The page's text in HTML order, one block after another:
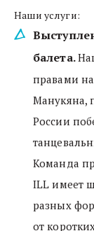
Наши услуги:
балета.
правами
Манукяна,
России
Команда
ILL имеет
разных
от